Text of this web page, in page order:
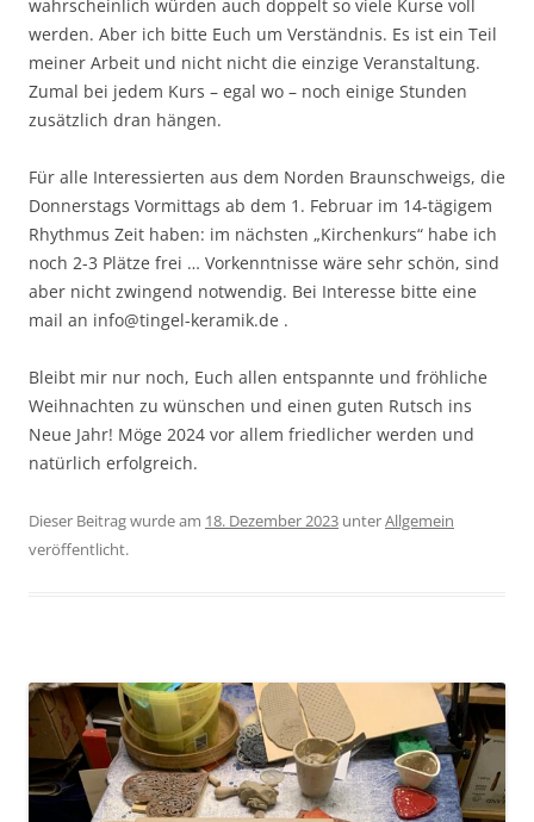
wahrscheinlich würden auch doppelt so viele Kurse voll
werden. Aber ich bitte Euch um Verständnis. Es ist ein Teil
meiner Arbeit und nicht nicht die einzige Veranstaltung.
Zumal bei jedem Kurs – egal wo – noch einige Stunden
zusätzlich dran hängen.
Für alle Interessierten aus dem Norden Braunschweigs, die
Donnerstags Vormittags ab dem 1. Februar im 14-tägigem
Rhythmus Zeit haben: im nächsten „Kirchenkurs“ habe ich
noch 2-3 Plätze frei … Vorkenntnisse wäre sehr schön, sind
aber nicht zwingend notwendig. Bei Interesse bitte eine
mail an info@tingel-keramik.de .
Bleibt mir nur noch, Euch allen entspannte und fröhliche
Weihnachten zu wünschen und einen guten Rutsch ins
Neue Jahr! Möge 2024 vor allem friedlicher werden und
natürlich erfolgreich.
Dieser Beitrag wurde am 18. Dezember 2023 unterAllgemein
veröffentlicht.